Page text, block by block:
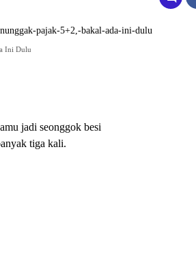
Ini Dulu
jadi seonggok besi
tiga kali.